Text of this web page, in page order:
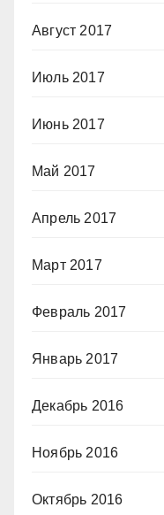
Август 2017
Июль 2017
Июнь 2017
Май 2017
Апрель 2017
Март 2017
Февраль 2017
Январь 2017
Декабрь 2016
Ноябрь 2016
Октябрь 2016